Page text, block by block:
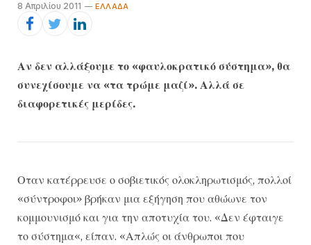
8 Απριλίου 2011 EΛΛΆΔΑ
Αν δεν αλλάξουμε το «φαυλοκρατικό σύστημα», θα
συνεχίσουμε να «τα τρώμε μαζί». Αλλά σε
διαφορετικές μερίδες.
Οταν κατέρρευσε ο σοβιετικός ολοκληρωτισμός, πολλοί
«σύντροφοι» βρήκαν μια εξήγηση που αθώωνε τον
κομμουνισμό και για την αποτυχία του. «Δεν έφταιγε
το σύστημα«, είπαν. «Απλώς οι άνθρωποι που